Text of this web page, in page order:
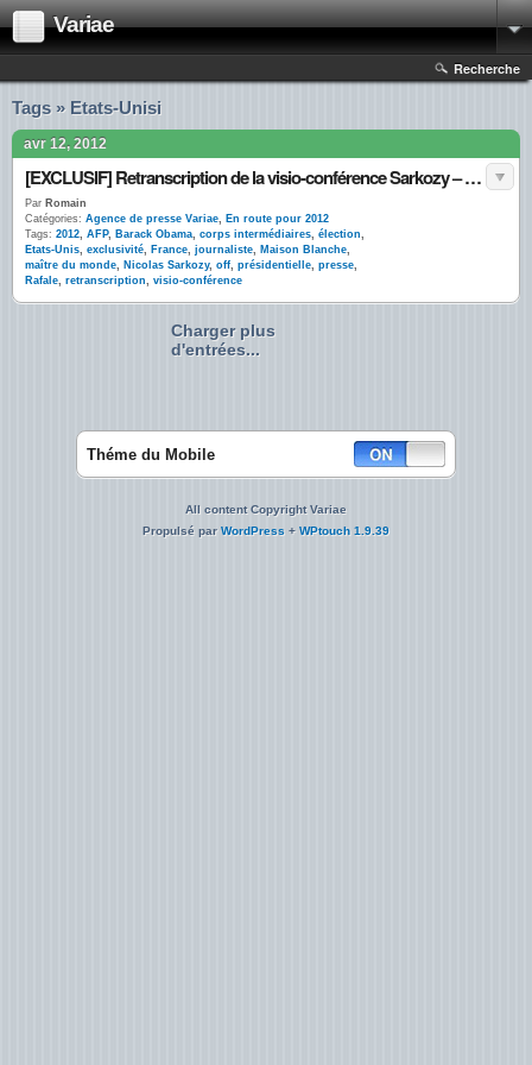
Variae
Recherche
Tags » Etats-Unisi
avr 12, 2012
[EXCLUSIF] Retranscription de la visio-conférence Sarkozy – Obama
Par Romain
Catégories: Agence de presse Variae, En route pour 2012
Tags: 2012, AFP, Barack Obama, corps intermédiaires, élection,
Etats-Unis, exclusivité, France, journaliste, Maison Blanche,
maître du monde, Nicolas Sarkozy, off, présidentielle, presse,
Rafale, retranscription, visio-conférence
Charger plus
d'entrées...
Théme du Mobile
All content Copyright Variae
Propulsé parWordPress + WPtouch 1.9.39